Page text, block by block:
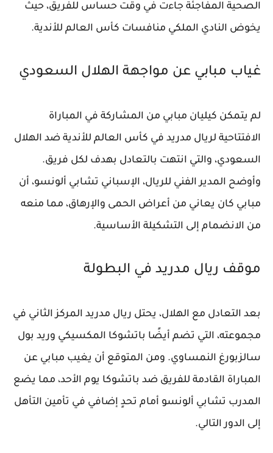
الصحية المفاجئة جاءت في وقت حساس للفريق، حيث
يخوض النادي الملكي منافسات كأس العالم للأندية.
غياب مبابي عن مواجهة الهلال السعودي
لم يتمكن كيليان مبابي من المشاركة في المباراة
الافتتاحية لريال مدريد في كأس العالم للأندية ضد الهلال
السعودي، والتي انتهت بالتعادل بهدف لكل فريق.
وأوضح المدير الفني للريال، الإسباني تشابي ألونسو، أن
مبابي كان يعاني من أعراض الحمى والإرهاق، مما منعه
من الانضمام إلى التشكيلة الأساسية.
موقف ريال مدريد في البطولة
بعد التعادل مع الهلال، يحتل ريال مدريد المركز الثاني في
مجموعته، التي تضم أيضًا باتشوكا المكسيكي وريد بول
سالزبورغ النمساوي. ومن المتوقع أن يغيب مبابي عن
المباراة القادمة للفريق ضد باتشوكا يوم الأحد، مما يضع
المدرب تشابي ألونسو أمام تحدٍ إضافي في تأمين التأهل
إلى الدور التالي.